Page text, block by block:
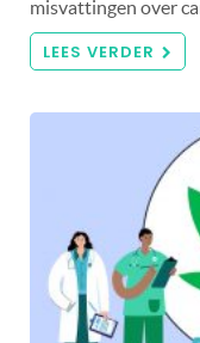
misvattingen over
LEES VERDER